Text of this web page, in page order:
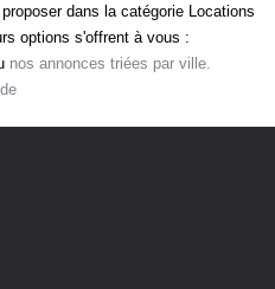
Plus de critères
dans la catégorie Locations
options s'offrent à vous :
nos annonces triées par ville.